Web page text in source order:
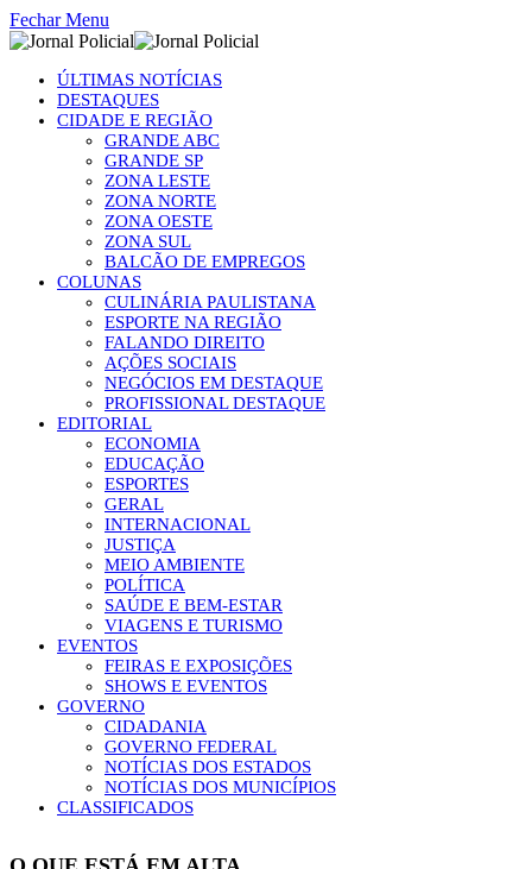
Fechar Menu
ÚLTIMAS NOTÍCIAS
DESTAQUES
CIDADE E REGIÃO
GRANDE ABC
GRANDE SP
ZONA LESTE
ZONA NORTE
ZONA OESTE
ZONA SUL
BALCÃO DE EMPREGOS
COLUNAS
CULINÁRIA PAULISTANA
ESPORTE NA REGIÃO
FALANDO DIREITO
AÇÕES SOCIAIS
NEGÓCIOS EM DESTAQUE
PROFISSIONAL DESTAQUE
EDITORIAL
ECONOMIA
EDUCAÇÃO
ESPORTES
GERAL
INTERNACIONAL
JUSTIÇA
MEIO AMBIENTE
POLÍTICA
SAÚDE E BEM-ESTAR
VIAGENS E TURISMO
EVENTOS
FEIRAS E EXPOSIÇÕES
SHOWS E EVENTOS
GOVERNO
CIDADANIA
GOVERNO FEDERAL
NOTÍCIAS DOS ESTADOS
NOTÍCIAS DOS MUNICÍPIOS
CLASSIFICADOS